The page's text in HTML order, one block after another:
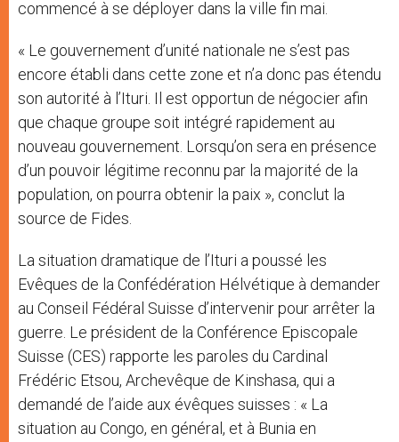
commencé à se déployer dans la ville fin mai.
« Le gouvernement d’unité nationale ne s’est pas
encore établi dans cette zone et n’a donc pas étendu
son autorité à l’Ituri. Il est opportun de négocier afin
que chaque groupe soit intégré rapidement au
nouveau gouvernement. Lorsqu’on sera en présence
d’un pouvoir légitime reconnu par la majorité de la
population, on pourra obtenir la paix », conclut la
source de Fides.
La situation dramatique de l’Ituri a poussé les
Evêques de la Confédération Hélvétique à demander
au Conseil Fédéral Suisse d’intervenir pour arrêter la
guerre. Le président de la Conférence Episcopale
Suisse (CES) rapporte les paroles du Cardinal
Frédéric Etsou, Archevêque de Kinshasa, qui a
demandé de l’aide aux évêques suisses : « La
situation au Congo, en général, et à Bunia en